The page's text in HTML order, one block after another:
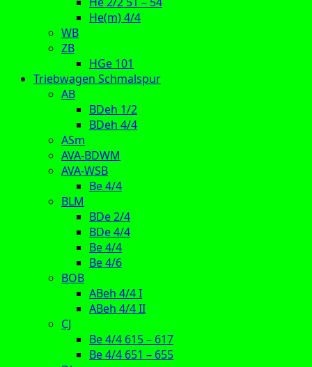
He(m) 4/4
WB
ZB
HGe 101
Triebwagen Schmalspur
AB
BDeh 1/2
BDeh 4/4
ASm
AVA-BDWM
AVA-WSB
Be 4/4
BLM
BDe 2/4
BDe 4/4
Be 4/4
Be 4/6
BOB
ABeh 4/4 I
ABeh 4/4 II
CJ
Be 4/4 615 – 617
Be 4/4 651 – 655